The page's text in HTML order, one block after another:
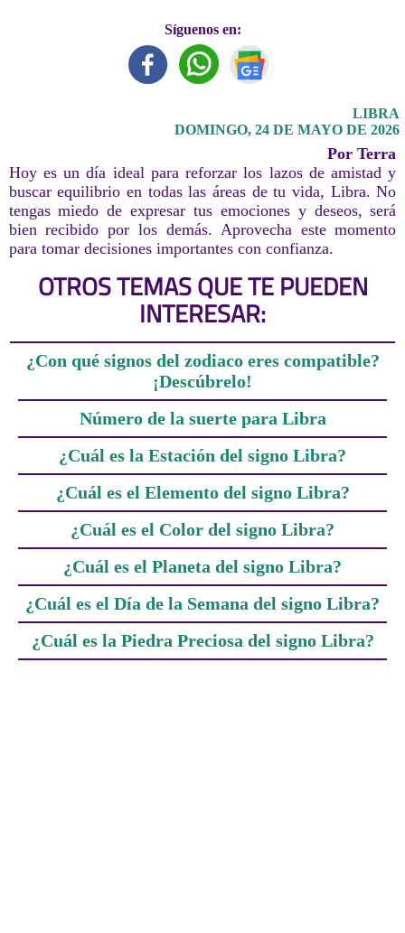
Síguenos en:
LIBRA
DOMINGO, 24 DE MAYO DE 2026
Por Terra
Hoy es un día ideal para reforzar los lazos de amistad y
buscar equilibrio en todas las áreas de tu vida, Libra. No
tengas miedo de expresar tus emociones y deseos, será
bien recibido por los demás. Aprovecha este momento
para tomar decisiones importantes con confianza.
OTROS TEMAS QUE TE PUEDEN
INTERESAR:
¿Con qué signos del zodiaco eres compatible?
¡Descúbrelo!
Número de la suerte para Libra
¿Cuál es la Estación del signo Libra?
¿Cuál es el Elemento del signo Libra?
¿Cuál es el Color del signo Libra?
¿Cuál es el Planeta del signo Libra?
¿Cuál es el Día de la Semana del signo Libra?
¿Cuál es la Piedra Preciosa del signo Libra?